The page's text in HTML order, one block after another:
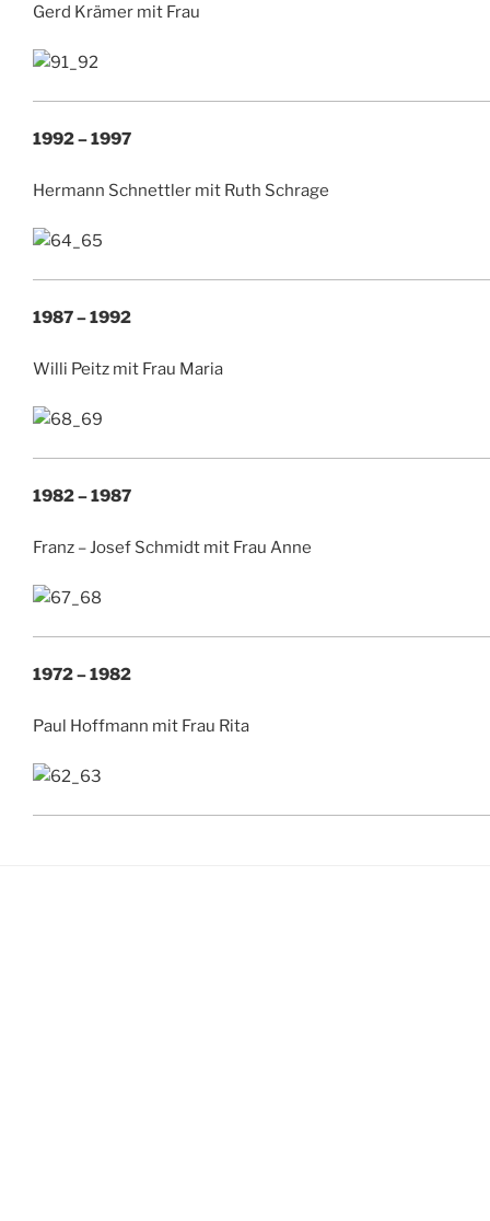
Gerd Krämer mit Frau
1992 – 1997
Hermann Schnettler mit Ruth Schrage
1987 – 1992
Willi Peitz mit Frau Maria
1982 – 1987
Franz – Josef Schmidt mit Frau Anne
1972 – 1982
Paul Hoffmann mit Frau Rita